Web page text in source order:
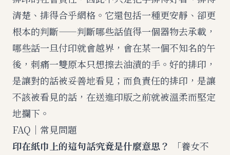
清楚、排得合乎網格。它還包括一種更安靜、卻更
根本的判斷——判斷哪些話值得一個器物去承載，
哪些話一旦付印就會越界，會在某一個不知名的午
後，刺痛一雙原本只想擦去油漬的手。好的排印，
是讓對的話被妥善地看見；而負責任的排印，是讓
不該被看見的話，在送進印版之前就被溫柔而堅定
地攔下。
FAQ｜常見問題
印在紙巾上的這句話究竟是什麼意思？
「養女不